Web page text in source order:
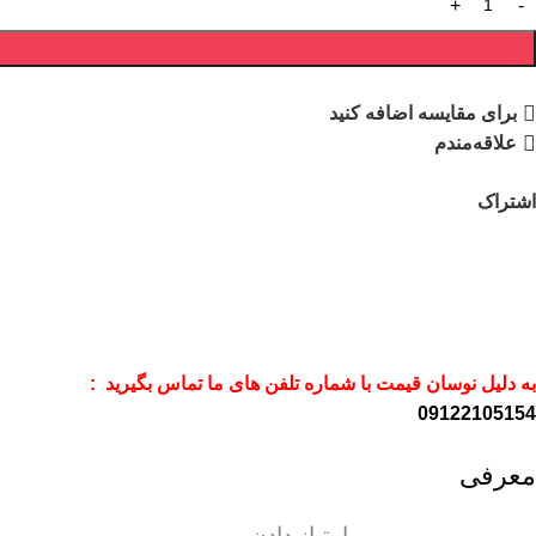
برای مقایسه اضافه کنید
علاقه‌مندم
اشتراک
به دلیل نوسان قیمت با شماره تلفن های ما تماس بگیرید :
09122105154
معرفی